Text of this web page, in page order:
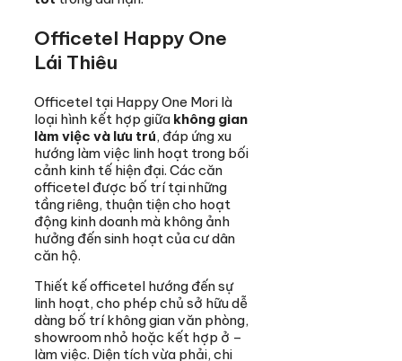
Officetel Happy One
Lái Thiêu
Officetel tại Happy One Mori là
loại hình kết hợp giữa không gian
làm việc và lưu trú, đáp ứng xu
hướng làm việc linh hoạt trong bối
cảnh kinh tế hiện đại. Các căn
officetel được bố trí tại những
tầng riêng, thuận tiện cho hoạt
động kinh doanh mà không ảnh
hưởng đến sinh hoạt của cư dân
căn hộ.
Thiết kế officetel hướng đến sự
linh hoạt, cho phép chủ sở hữu dễ
dàng bố trí không gian văn phòng,
showroom nhỏ hoặc kết hợp ở –
làm việc. Diện tích vừa phải, chi